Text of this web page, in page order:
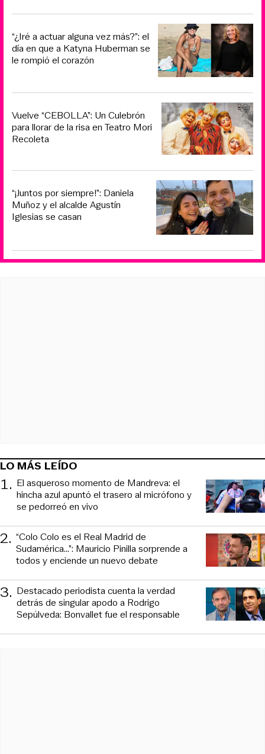
“¿Iré a actuar alguna vez más?”: el
día en que a Katyna Huberman se
le rompió el corazón
Vuelve “CEBOLLA”: Un Culebrón
para llorar de la risa en Teatro Mori
Recoleta
“¡Juntos por siempre!”: Daniela
Muñoz y el alcalde Agustín
Iglesias se casan
LO MÁS LEÍDO
1. El asqueroso momento de Mandreva: el
hincha azul apuntó el trasero al micrófono y
se pedorreó en vivo
2. “Colo Colo es el Real Madrid de
Sudamérica…”: Mauricio Pinilla sorprende a
todos y enciende un nuevo debate
3. Destacado periodista cuenta la verdad
detrás de singular apodo a Rodrigo
Sepúlveda: Bonvallet fue el responsable